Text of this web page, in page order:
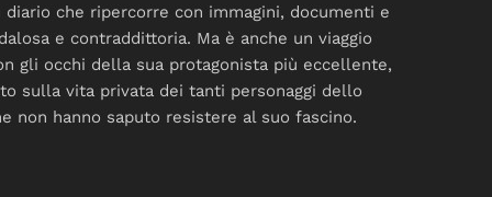
che ripercorre con immagini, documenti e
e contraddittoria. Ma è anche un viaggio
gli occhi della sua protagonista più eccellente,
sulla vita privata dei tanti personaggi dello
non hanno saputo resistere al suo fascino.